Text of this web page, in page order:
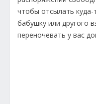
чтобы отсылать
бабушку или другого
переночевать у вас